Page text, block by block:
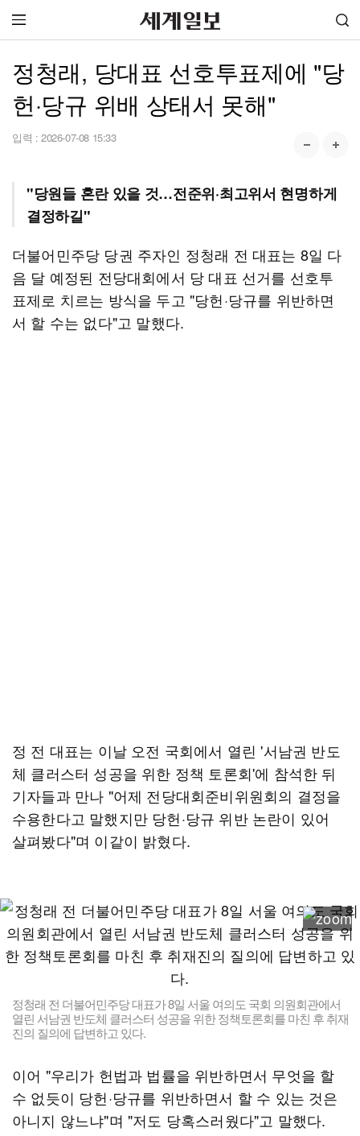
정청래, 당대표 선호투표제에 "당
헌·당규 위배 상태서 못해"
입력 : 2026-07-08 15:33
"당원들 혼란 있을 것…전준위·최고위서 현명하게
결정하길"
더불어민주당 당권 주자인 정청래 전 대표는 8일 다
음 달 예정된 전당대회에서 당 대표 선거를 선호투
표제로 치르는 방식을 두고 "당헌·당규를 위반하면
서 할 수는 없다"고 말했다.
정 전 대표는 이날 오전 국회에서 열린 '서남권 반도
체 클러스터 성공을 위한 정책 토론회'에 참석한 뒤
기자들과 만나 "어제 전당대회준비위원회의 결정을
수용한다고 말했지만 당헌·당규 위반 논란이 있어
살펴봤다"며 이같이 밝혔다.
정청래 전 더불어민주당 대표가 8일 서울 여의도 국회 의원회관에서
열린 서남권 반도체 클러스터 성공을 위한 정책토론회를 마친 후 취재
진의 질의에 답변하고 있다.
이어 "우리가 헌법과 법률을 위반하면서 무엇을 할
수 없듯이 당헌·당규를 위반하면서 할 수 있는 것은
아니지 않느냐"며 "저도 당혹스러웠다"고 말했다.